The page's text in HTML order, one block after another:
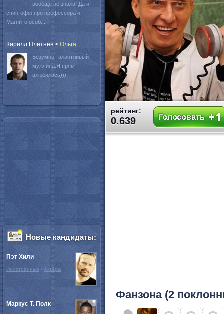
рейтинг:
0.639
Фанзона (2
вообще не знала. Да и
спин-офф про профессора и
Магнито особ...
Кирилл Плетнев > Oльга
Безумно талантливый
мужчина.Я прям
влюбилась)))
Новые кандидаты:
Пэт Хили
Иностранные / Актёры
Маркус Т. Полк